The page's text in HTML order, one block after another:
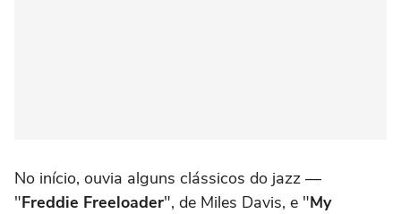
No início, ouvia alguns clássicos do jazz —
"Freddie Freeloader", de Miles Davis, e "My